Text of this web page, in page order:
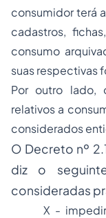
consumidor terá
cadastros,
consumo
suas respectivas
Por outro lado,
relativos a
considerados
O Decreto nº
diz o
consideradas
X -